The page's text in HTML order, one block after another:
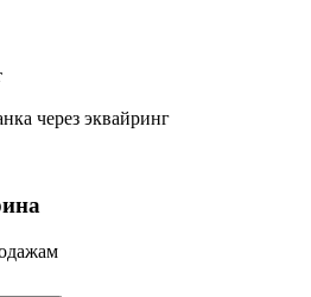
через эквайринг